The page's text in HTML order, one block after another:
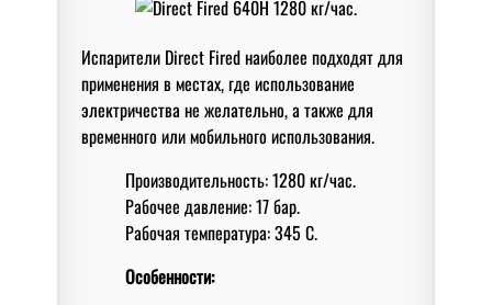
Испарители Direct Fired наиболее подходят для
применения в местах, где использование
электричества не желательно, а также для
временного или мобильного использования.
Производительность: 1280 кг/час.
Рабочее давление: 17 бар.
Рабочая температура: 345 С.
Особенности: